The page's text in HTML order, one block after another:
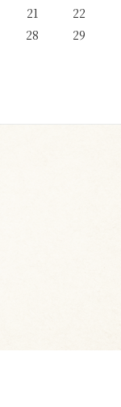
21
22
28
29